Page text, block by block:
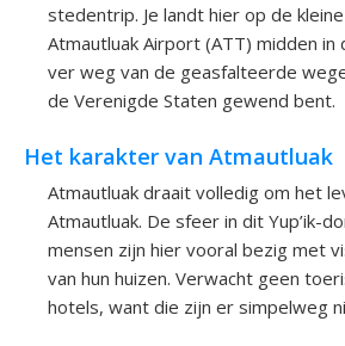
stedentrip. Je landt hier op de
Atmautluak Airport (ATT) midden
ver weg van de geasfalteerde
de Verenigde Staten gewend bent.
Het karakter van Atmautluak
Atmautluak draait volledig om het
Atmautluak. De sfeer in dit Yup’ik-
mensen zijn hier vooral bezig met
van hun huizen. Verwacht geen
hotels, want die zijn er simpelweg